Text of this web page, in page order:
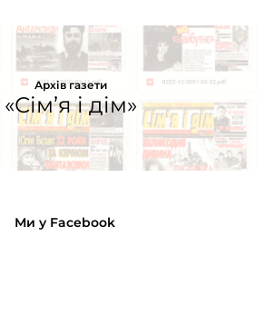
Архів газети
«Сім’я і дім»
Ми у Facebook